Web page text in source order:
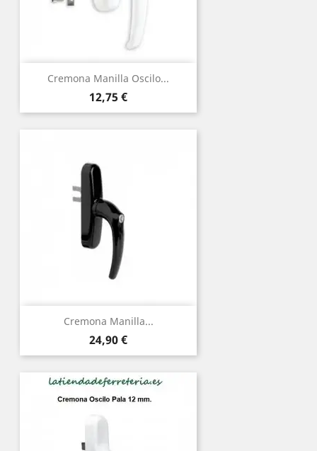
Cremona Manilla Oscilo...
Precio
12,75 €
Cremona Manilla...
Precio
24,90 €